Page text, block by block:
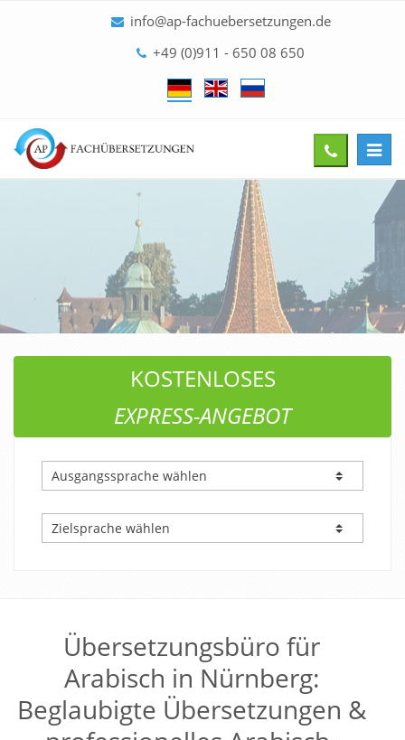
info@ap-fachuebersetzungen.de
+49 (0)911 - 650 08 650
Give
us
KOSTENLOSES
EXPRESS-ANGEBOT
Übersetzungsbüro für
Arabisch in Nürnberg:
Beglaubigte Übersetzungen &